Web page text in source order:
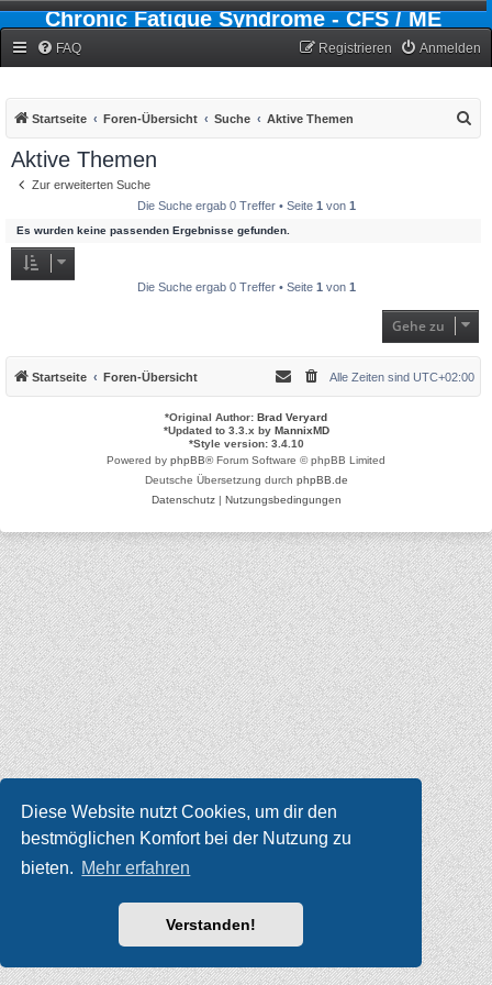
Diese Website nutzt Cookies, um dir den
bestmöglichen Komfort bei der Nutzung zu
bieten. Mehr erfahren
Verstanden!
Chronic Fatigue Syndrome - CFS / ME
FAQ Anmelden
Registrieren
Startseite Foren-Übersicht Suche Aktive Themen
Aktive Themen
Zur erweiterten Suche
Die Suche ergab 0 Treffer • Seite 1 von 1
Es wurden keine passenden Ergebnisse gefunden.
Die Suche ergab 0 Treffer • Seite 1 von 1
Gehe zu
Startseite Foren-Übersicht Alle Zeiten sind UTC+02:00
*Original Author: Brad Veryard
*Updated to 3.3.x by MannixMD
*Style version: 3.4.10
Powered by phpBB® Forum Software © phpBB Limited
Deutsche Übersetzung durch phpBB.de
Datenschutz| Nutzungsbedingungen